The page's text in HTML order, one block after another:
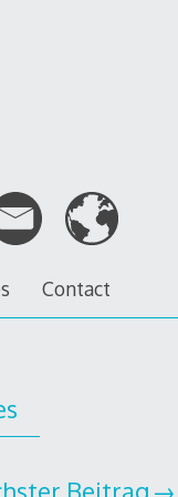
Contact
Beitrag